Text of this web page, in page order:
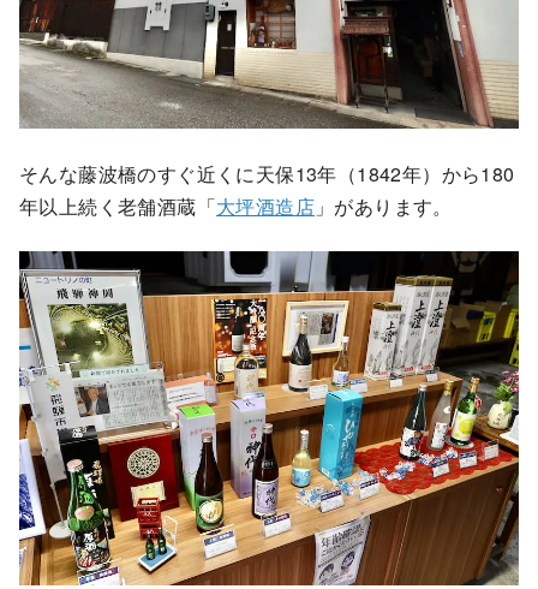
そんな藤波橋のすぐ近くに天保13年（1842年）から180
年以上続く老舗酒蔵「大坪酒造店 」があります。